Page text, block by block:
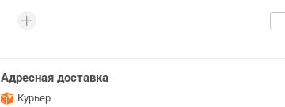
Адресная доставка
Курьер